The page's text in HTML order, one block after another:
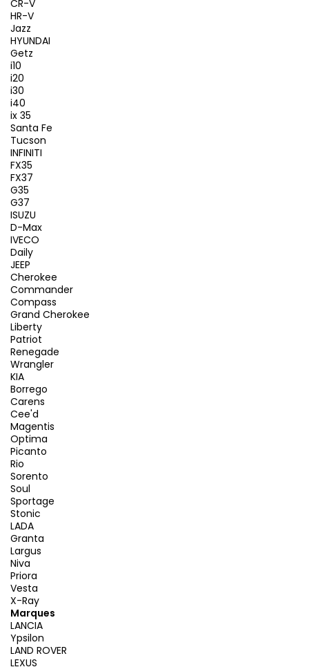
CR-V
HR-V
Jazz
HYUNDAI
Getz
i10
i20
i30
i40
ix 35
Santa Fe
Tucson
INFINITI
FX35
FX37
G35
G37
ISUZU
D-Max
IVECO
Daily
JEEP
Cherokee
Commander
Compass
Grand Cherokee
Liberty
Patriot
Renegade
Wrangler
KIA
Borrego
Carens
Cee'd
Magentis
Optima
Picanto
Rio
Sorento
Soul
Sportage
Stonic
LADA
Granta
Largus
Niva
Priora
Vesta
X-Ray
Marques
LANCIA
Ypsilon
LAND ROVER
LEXUS